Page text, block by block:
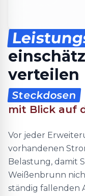
verteilen
Steckdosen
mit Blick auf
Vor jeder
vorhandenen
Belastung, damit
Weißenbrunn
ständig fallenden